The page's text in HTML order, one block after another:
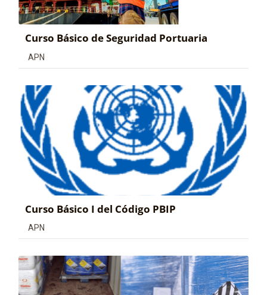
Curso Básico de Seguridad Portuaria
Categoría de cursos
APN
Curso Básico I del Código PBIP
Categoría de cursos
APN